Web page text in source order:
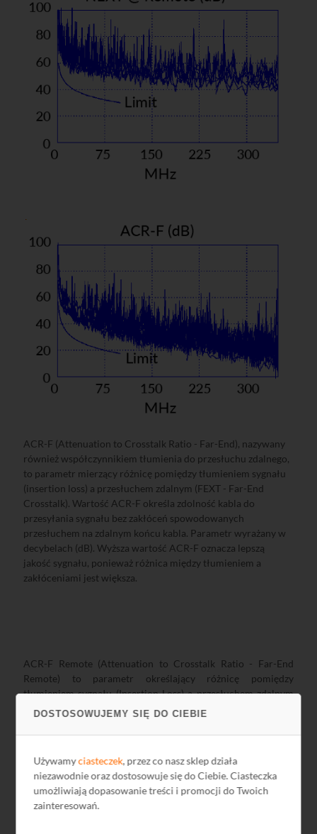
DOSTOSOWUJEMY SIĘ DO CIEBIE
Używamyciasteczek, przez co nasz sklep działa
niezawodnie oraz dostosowuje się do Ciebie. Ciasteczka
umożliwiają dopasowanie treści i promocji do Twoich
zainteresowań.
ACR-F (Attenuation to Crosstalk Ratio - Far-End), nazywany
również współczynnikiem tłumienia do przesłuchu zdalnego,
to parametr mierzący różnicę pomiędzy tłumieniem sygnału
(insertion loss) a przesłuchem zdalnym (FEXT - Far-End
Crosstalk). Wartość ACR-F określa zdolność kabla do
przesyłania sygnału bez zakłóceń spowodowanych
przesłuchem na zdalnym końcu kabla. Parametr wyrażany w
decybelach (dB). Wyższa wartość ACR-F oznacza lepszą
jakość sygnału, ponieważ różnica między tłumieniem a
zakłóceniami jest większa.
ACR-F Remote (Attenuation to Crosstalk Ratio - Far-End
Remote) to parametr określający różnicę pomiędzy
tłumieniem sygnału (Insertion Loss) a przesłuchem zdalnym
(FEXT - Far-End Crosstalk) na końcu zdalnym kabla. Jest to
kluczowy wskaźnik w ocenie jakości transmisji w systemach
okablowania strukturalnego. ACR-F Remote to specyficzny
odbierane na końcu zdalnym (remote end) z perspektywy
zdalnego odbiornika.